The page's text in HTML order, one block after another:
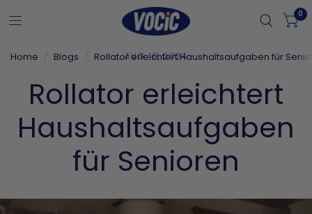
0
Home Blogs Rollator erleichtert Haushaltsaufgaben für
AUG 16, 2024
Rollator erleichtert
Haushaltsaufgaben
für Senioren